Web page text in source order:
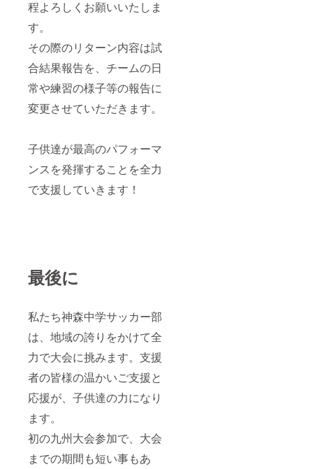
程よろしくお願いいたしま
す。
その際のリターン内容は試
合結果報告を、チームの日
常や練習の様子等の報告に
変更させていただきます。
子供達が最高のパフォーマ
ンスを発揮することを全力
で支援していきます！
最後に
私たち神森中学サッカー部
は、地域の誇りをかけて全
力で大会に挑みます。支援
者の皆様の温かいご支援と
応援が、子供達の力になり
ます。
初の九州大会参加で、大会
までの期間も短い事もあ